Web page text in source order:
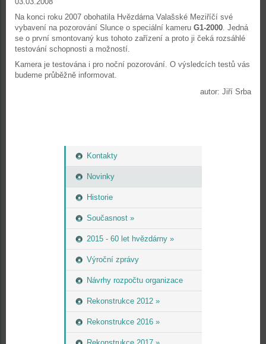
Kontakty
Novinky
Historie
Současnost »
2015 - 60 let hvězdárny »
Výroční zprávy
Návrhy rozpočtu organizace
Rekonstrukce 2012 »
Rekonstrukce 2016 »
Na konci roku 2007 obohatila Hvězdárna Valašské Meziříčí své
vybavení na pozorování Slunce o speciální kameru G1-2000. Jedná
se o první smontovaný kus tohoto zařízení a proto ji čeká rozsáhlé
testování schopnosti a možností.
Kamera je testována i pro noční pozorování. O výsledcích testů vás
budeme průběžně informovat.
autor: Jiří Srba